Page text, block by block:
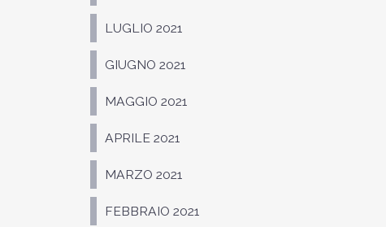
LUGLIO 2021
GIUGNO 2021
MAGGIO 2021
APRILE 2021
MARZO 2021
FEBBRAIO 2021